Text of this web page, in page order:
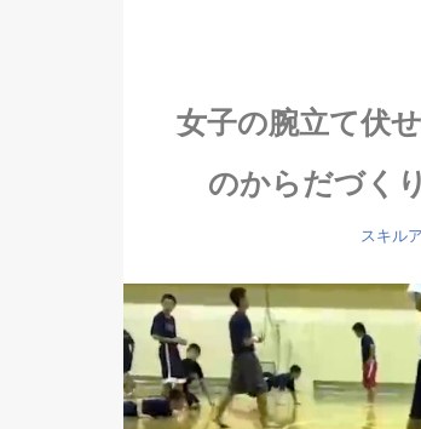
女子の腕立て伏
のからだづく
スキル